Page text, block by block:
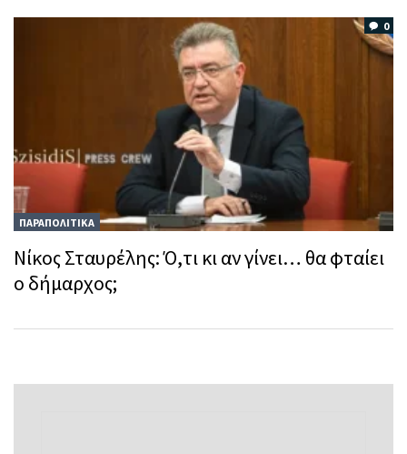
0
ΠΑΡΑΠΟΛΙΤΙΚΑ
Νίκος Σταυρέλης: Ό,τι κι αν γίνει… θα φταίει
ο δήμαρχος;